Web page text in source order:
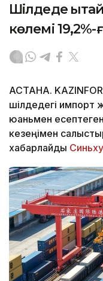
Шілдеде
көлемі 19,2%-
АСТАНА.
шілдедегі импорт
юаньмен
кезеңімен
хабарлайды